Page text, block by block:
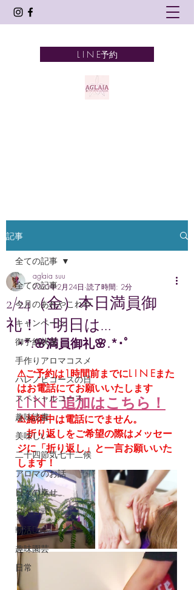
L I N E予約
記事
全ての記事
今月のあれやこれや
キャンペーン
御予約状況
手作りアロマコスメ
ハレノヒコースの日
スペシャルコース
趣味読書
美味しい
二十四節気七十二候
アロマのお話
日々の幸せ
タイ古式
朝活Day
趣味園芸
日常
全ての記事
2/24（金）本日満員御
礼！｜明日は…
aglaia suu
2023年2月24日 読了時間: 2分
･*.🌸満員御礼🌸.*･ﾟ
⚠ご予約は1時間前までにL I N Eまた
はお電話にてお願いいたします
L I N E 追加はこちら ！
⚠️施術中は電話にでません。
折り返しをご希望の際はメッセー
ジに「折り返し」と一言お願いいた
します！